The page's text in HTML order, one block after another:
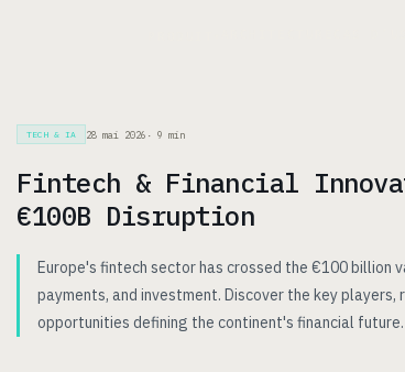
TECH & IA 28 mai 2026 · 9 min
Fintech & Financial
€100B Disruption
Europe's fintech sector has crossed the €100 billion
payments, and investment. Discover the key
opportunities defining the continent's financial future.